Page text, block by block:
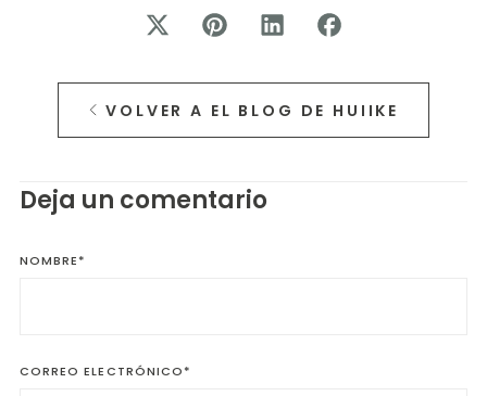
VOLVER A EL BLOG DE HUIIKE
Deja un comentario
NOMBRE*
CORREO ELECTRÓNICO*